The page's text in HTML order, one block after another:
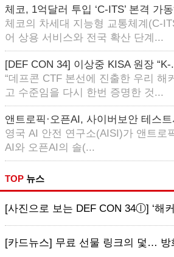
체코, 1억달러 투입 ‘C-ITS’ 본격 가
체코의 차세대 지능형 교통체계(C-
어 상용 서비스와 전국 확산 단계...
[DEF CON 34] 이상중 KISA 원장 “K-
“데프콘 CTF 본선에 진출한 우리 해
고 수준임을 다시 한번 증명한 것...
앤트로픽·오픈AI, 사이버보안 테스
영국 AI 안전 연구소(AISI)가 앤트로
AI와 오픈AI의 솔(...
TOP 뉴스
[사진으로 보는 DEF CON 34ⓛ] ‘해
[카드뉴스] 무료 선물 링크의 덫… 방